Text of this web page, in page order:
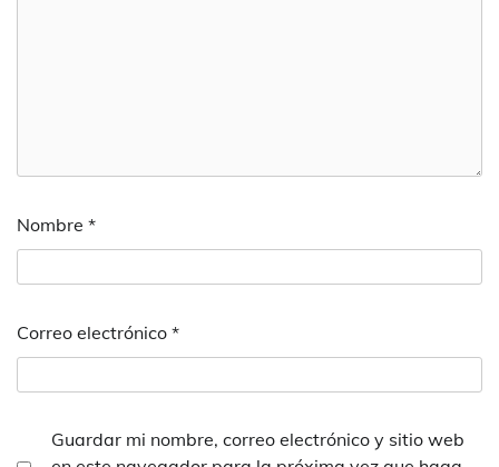
Nombre *
Correo electrónico *
Guardar mi nombre, correo electrónico y sitio web